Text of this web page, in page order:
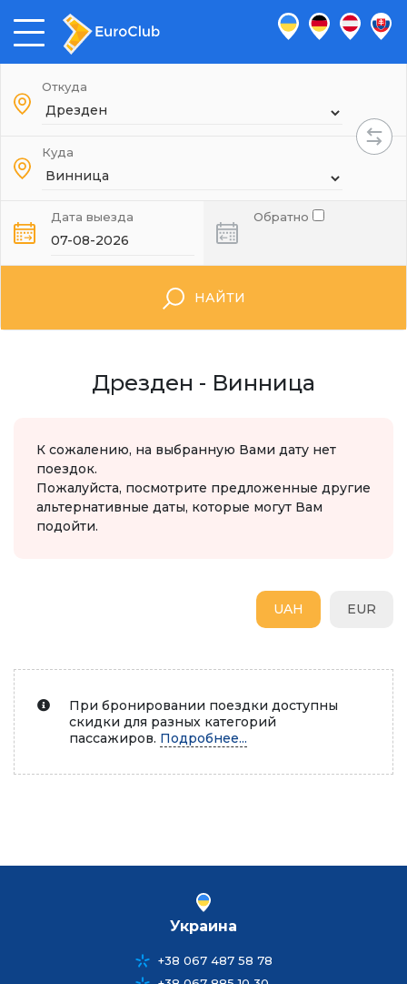
Откуда
Куда
Дата выезда Обратно
НАЙТИ
Дрезден - Винница
К сожалению, на выбранную Вами дату нет
поездок.
Пожалуйста, посмотрите предложенные другие
альтернативные даты, которые могут Вам
подойти.
EUR
UAH
При бронировании поездки доступны
скидки для разных категорий
пассажиров. Подробнее...
Украина
+38 067 487 58 78